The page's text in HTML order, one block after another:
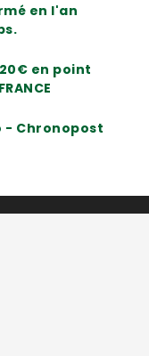
en l'an
en point
- Chronopost